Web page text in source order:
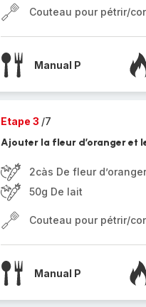
Couteau pour pétrir/
Manual P
Etape 3 /7
Ajouter la fleur d’oranger et
2càs De fleur d’oranger
50g De lait
Couteau pour pétrir/
Manual P